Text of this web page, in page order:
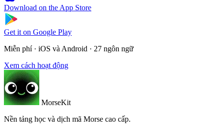
Download on the App Store
Get it on Google Play
Miễn phí · iOS và Android · 27 ngôn ngữ
Xem cách hoạt động
MorseKit
Nền tảng học và dịch mã Morse cao cấp.